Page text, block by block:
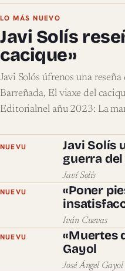
Pieces de Crítica
LO MÁS NUEVO
Javi Solís
cacique»
Javi Solós úfrenos una
Barreñada, El viaxe del
Editorialnel añu 2023: La
NUEVU
Javi Solís
guerra
Javí Solís
NUEVU
«Poner
Iván Cuevas
NUEVU
«Muertes
Gayol
José Ángel Gayol